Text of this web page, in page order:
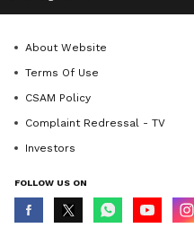
About Website
Terms Of Use
CSAM Policy
Complaint Redressal - TV
Investors
FOLLOW US ON